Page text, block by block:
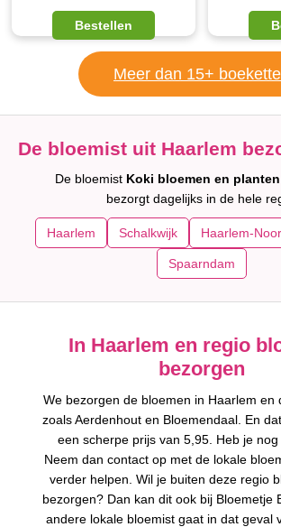
Bestellen
Meer dan 15+
De bloemist uit Haarlem
De bloemist Koki bloemen en planten
bezorgt dagelijks in de hele
Haarlem Schalkwijk Haarlem-
Spaarndam
In Haarlem en regio
bezorgen
We bezorgen de bloemen in Haarlem en
zoals Aerdenhout en Bloemendaal. En
een scherpe prijs van 5,95. Heb je
Neem dan contact op met de lokale
verder helpen. Wil je buiten deze regio
bezorgen? Dan kan dit ook bij Bloemetje
andere lokale bloemist gaat in dat geval